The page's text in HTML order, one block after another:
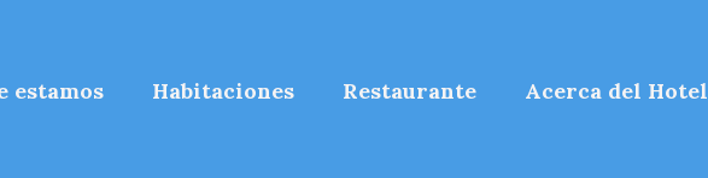
estamos Habitaciones Restaurante Acerca del Hotel